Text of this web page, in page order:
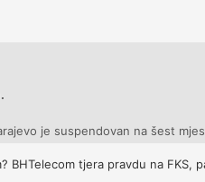
je suspendovan na šest
BHTelecom tjera pravdu na FKS,